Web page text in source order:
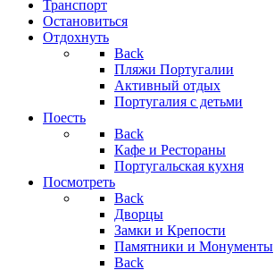
Транспорт
Остановиться
Отдохнуть
Back
Пляжи Португалии
Активный отдых
Португалия с детьми
Поесть
Back
Кафе и Рестораны
Португальская кухня
Посмотреть
Back
Дворцы
Замки и Крепости
Памятники и Монументы
Back